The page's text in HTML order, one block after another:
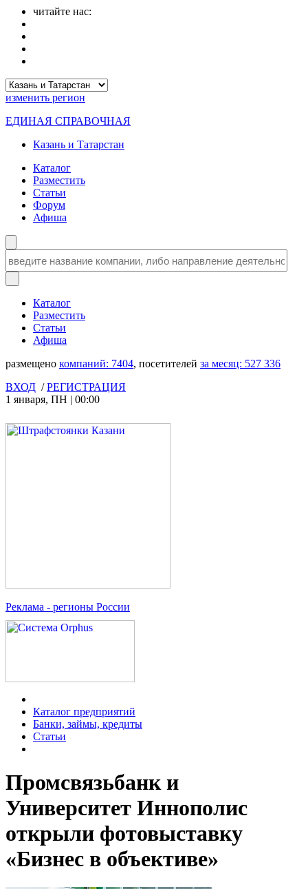
читайте нас:
изменить регион
ЕДИНАЯ СПРАВОЧНАЯ
Казань и Татарстан
Каталог
Разместить
Статьи
Форум
Афиша
Каталог
Разместить
Статьи
Афиша
размещено компаний: 7404, посетителей за месяц: 527 336
ВХОД /РЕГИСТРАЦИЯ
1 января, ПН | 00:00
Реклама - регионы России
Каталог предприятий
Банки, займы, кредиты
Статьи
Промсвязьбанк и
Университет Иннополис
открыли фотовыставку
«Бизнес в объективе»